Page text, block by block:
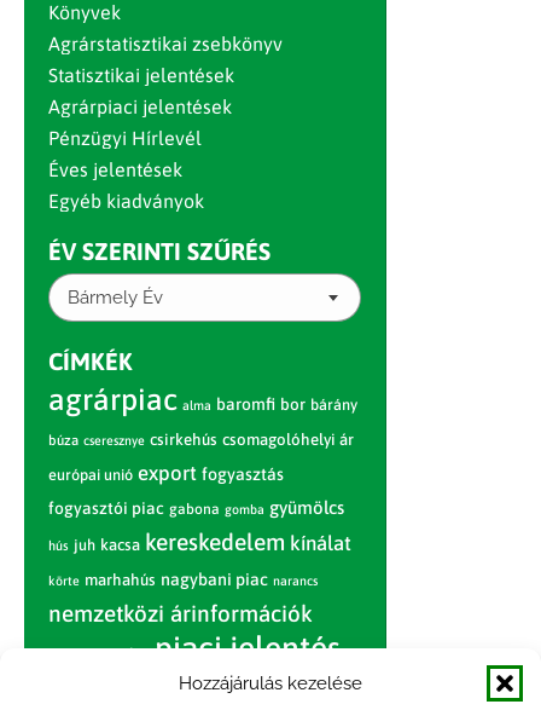
Hozzájárulás kezelése
Könyvek
Agrárstatisztikai zsebkönyv
Statisztikai jelentések
Agrárpiaci jelentések
Pénzügyi Hírlevél
Éves jelentések
Egyéb kiadványok
ÉV SZERINTI SZŰRÉS
Bármely Év
CÍMKÉK
agrárpiac alma baromfi bor bárány
búza cseresznye csirkehús csomagolóhelyi ár
európai unió export fogyasztás
fogyasztói piac gabona gomba gyümölcs
hús juh kacsa kereskedelem kínálat
körte marhahús nagybani piac narancs
nemzetközi árinformációk
piac piaci jelentés
sertés sertéshús